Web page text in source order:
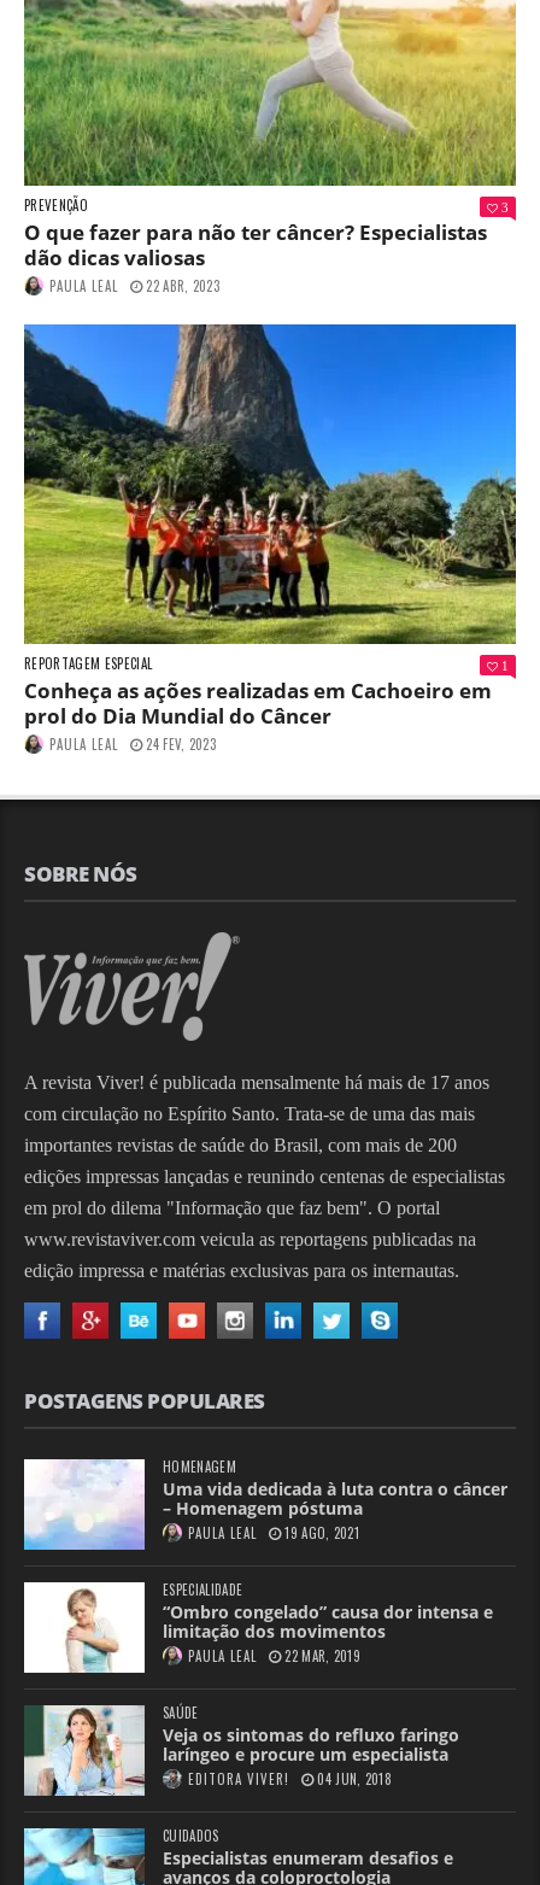
PREVENÇÃO 3
O que fazer para não ter câncer? Especialistas
dão dicas valiosas
PAULA LEAL 22 ABR, 2023
REPORTAGEM ESPECIAL 1
Conheça as ações realizadas em Cachoeiro em
prol do Dia Mundial do Câncer
PAULA LEAL 24 FEV, 2023
SOBRE NÓS
A revista Viver! é publicada mensalmente há mais de 17 anos
com circulação no Espírito Santo. Trata-se de uma das mais
importantes revistas de saúde do Brasil, com mais de 200
edições impressas lançadas e reunindo centenas de especialistas
em prol do dilema "Informação que faz bem". O portal
www.revistaviver.com veicula as reportagens publicadas na
edição impressa e matérias exclusivas para os internautas.
POSTAGENS POPULARES
HOMENAGEM
Uma vida dedicada à luta contra o câncer
– Homenagem póstuma
PAULA LEAL 19 AGO, 2021
ESPECIALIDADE
“Ombro congelado” causa dor intensa e
limitação dos movimentos
PAULA LEAL 22 MAR, 2019
SAÚDE
Veja os sintomas do refluxo faringo
laríngeo e procure um especialista
EDITORA VIVER! 04 JUN, 2018
CUIDADOS
Especialistas enumeram desafios e
avanços da coloproctologia